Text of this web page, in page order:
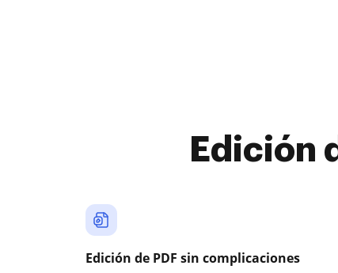
Edición
Edición de PDF sin complicaciones